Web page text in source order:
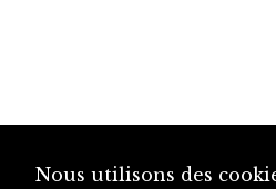
Nous utilisons des